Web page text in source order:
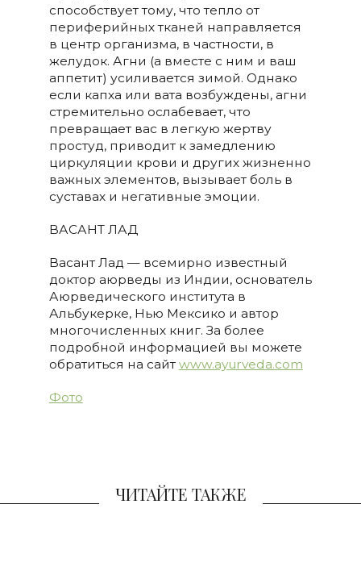
способствует тому, что тепло от
периферийных тканей направляется
в центр организма, в частности, в
желудок. Агни (а вместе с ним и ваш
аппетит) усиливается зимой. Однако
если капха или вата возбуждены, агни
стремительно ослабевает, что
превращает вас в легкую жертву
простуд, приводит к замедлению
циркуляции крови и других жизненно
важных элементов, вызывает боль в
суставах и негативные эмоции.
ВАСАНТ ЛАД
Васант Лад — всемирно известный
доктор аюрведы из Индии, основатель
Аюрведического института в
Альбукерке, Нью Мексико и автор
многочисленных книг. За более
подробной информацией вы можете
обратиться на сайт www.ayurveda.com
Фото
ЧИТАЙТЕ ТАКЖЕ